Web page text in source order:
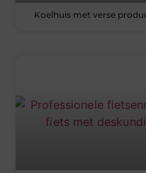
Koelhuis met verse